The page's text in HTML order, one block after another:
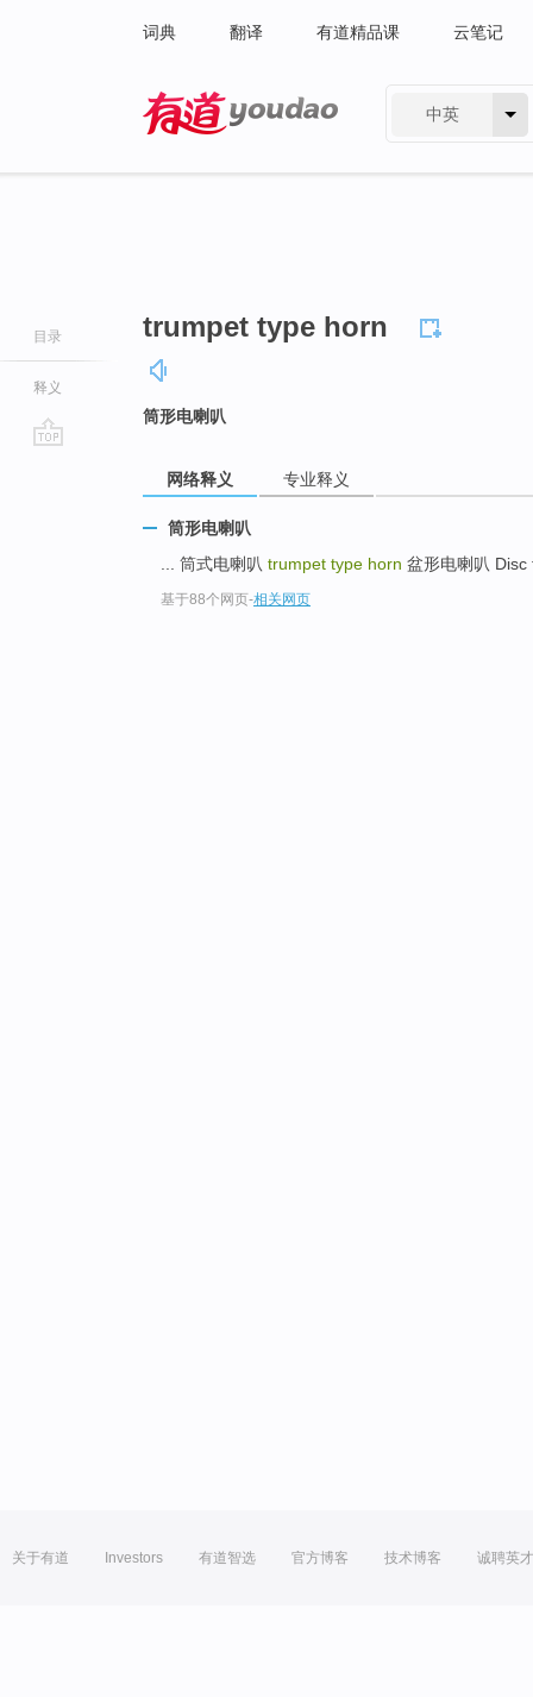
词典 翻译 有道精品课 云笔记
中英
目录
释义
trumpet type horn
筒形电喇叭
网络释义 专业释义
筒形电喇叭
... 筒式电喇叭 trumpet type horn 盆形电喇叭
基于88个网页-相关网页
关于有道 Investors 有道智选 官方博客 技术博客 诚聘英才